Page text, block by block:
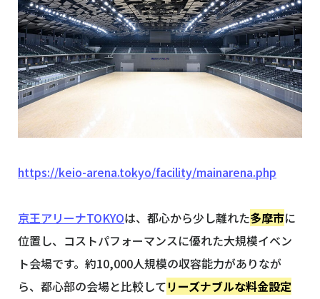
https://keio-arena.tokyo/facility/mainarena.php
京王アリーナTOKYOは、都心から少し離れた多摩市に
位置し、コストパフォーマンスに優れた大規模イベン
ト会場です。約10,000人規模の収容能力がありなが
ら、都心部の会場と比較してリーズナブルな料金設定